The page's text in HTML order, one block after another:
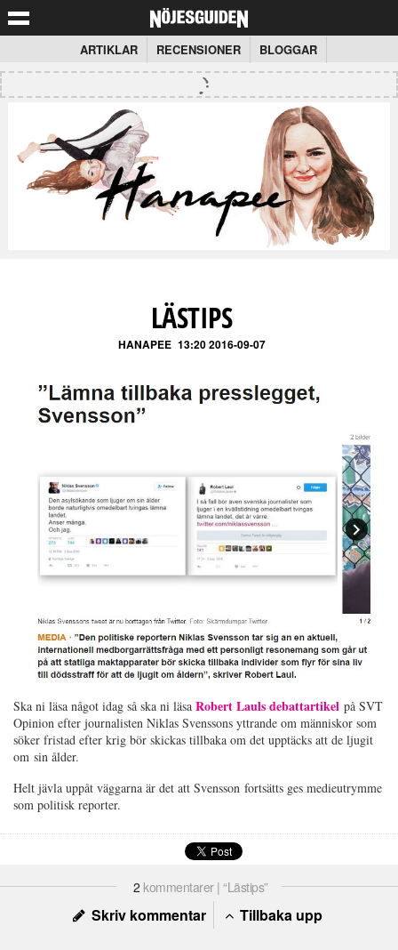
ARTIKLAR RECENSIONER BLOGGAR
LÄSTIPS
HANAPEE 13:20 2016-09-07
Ska ni läsa något idag så ska ni läsa Robert Lauls debattartikel på SVT
Opinion efter journalisten Niklas Svenssons yttrande om människor som
söker fristad efter krig bör skickas tillbaka om det upptäcks att de ljugit
om sin ålder.
Helt jävla uppåt väggarna är det att Svensson fortsätts ges medieutrymme
som politisk reporter.
2 kommentarer | “Lästips”
Skriv kommentar Tillbaka upp